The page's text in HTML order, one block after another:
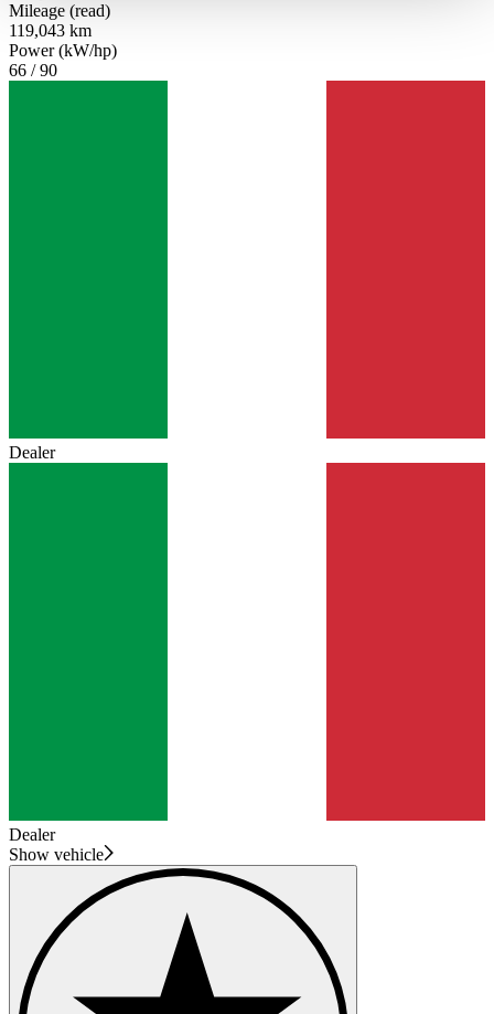
haben oder die sie im Rahmen Ihrer Nutzung der Dienste
gesammelt haben.
Mileage (read)
119,043 km
Power (kW/hp)
66 / 90
Dealer
Dealer
Show vehicle